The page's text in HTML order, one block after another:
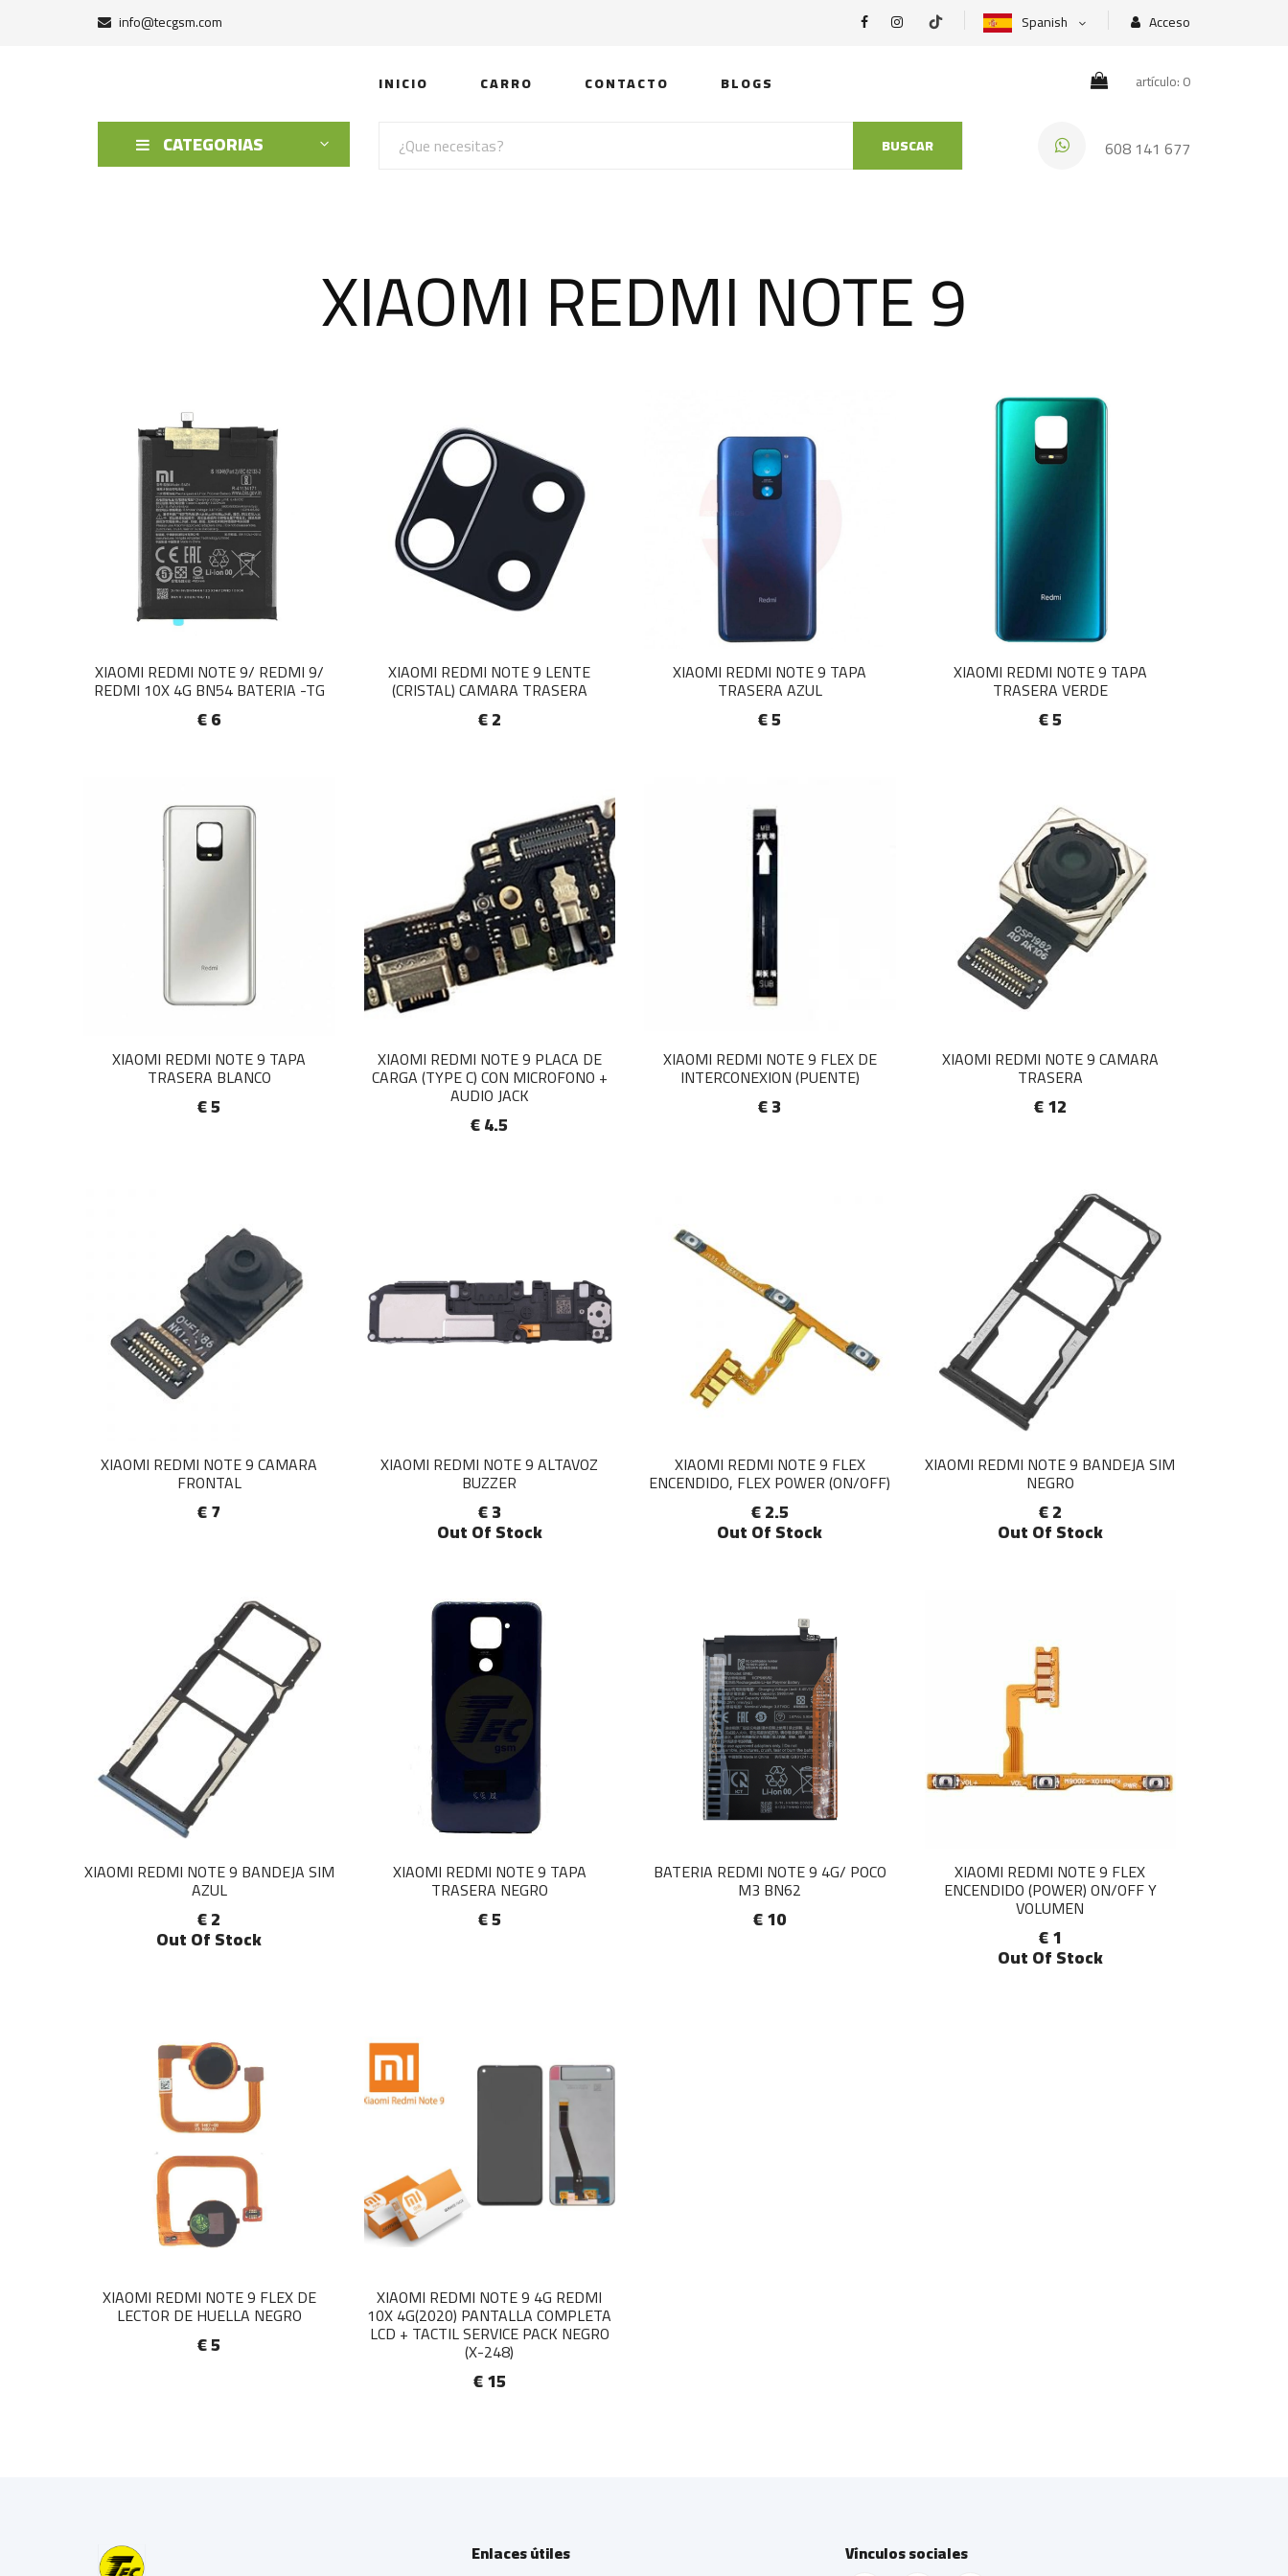
info@tecgsm.com Spanish Acceso
INICIO CARRO CONTACTO BLOGS artículo: 0
CATEGORIAS BUSCAR 608 141 677
XIAOMI REDMI NOTE 9
XIAOMI REDMI NOTE 9/ REDMI 9/
REDMI 10X 4G BN54 BATERIA -TG
€ 6
XIAOMI REDMI NOTE 9 LENTE
(CRISTAL) CAMARA TRASERA
€ 2
XIAOMI REDMI NOTE 9 TAPA
TRASERA AZUL
€ 5
XIAOMI REDMI NOTE 9 TAPA
TRASERA VERDE
€ 5
XIAOMI REDMI NOTE 9 TAPA
TRASERA BLANCO
€ 5
XIAOMI REDMI NOTE 9 PLACA DE
CARGA (TYPE C) CON MICROFONO +
AUDIO JACK
€ 4.5
XIAOMI REDMI NOTE 9 FLEX DE
INTERCONEXION (PUENTE)
€ 3
XIAOMI REDMI NOTE 9 CAMARA
TRASERA
€ 12
XIAOMI REDMI NOTE 9 CAMARA
FRONTAL
€ 7
XIAOMI REDMI NOTE 9 ALTAVOZ
BUZZER
€ 3
Out Of Stock
XIAOMI REDMI NOTE 9 FLEX
ENCENDIDO, FLEX POWER (ON/OFF)
€ 2.5
Out Of Stock
XIAOMI REDMI NOTE 9 BANDEJA SIM
NEGRO
€ 2
Out Of Stock
XIAOMI REDMI NOTE 9 BANDEJA SIM
AZUL
€ 2
Out Of Stock
XIAOMI REDMI NOTE 9 TAPA
TRASERA NEGRO
€ 5
BATERIA REDMI NOTE 9 4G/ POCO
M3 BN62
€ 10
XIAOMI REDMI NOTE 9 FLEX
ENCENDIDO (POWER) ON/OFF Y
VOLUMEN
€ 1
Out Of Stock
XIAOMI REDMI NOTE 9 FLEX DE
LECTOR DE HUELLA NEGRO
€ 5
XIAOMI REDMI NOTE 9 4G REDMI
10X 4G(2020) PANTALLA COMPLETA
LCD + TACTIL SERVICE PACK NEGRO
(X-248)
€ 15
Enlaces útiles Vínculos sociales